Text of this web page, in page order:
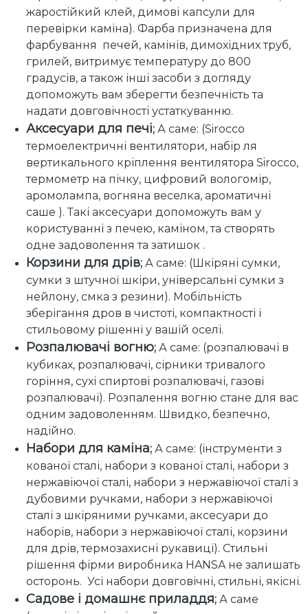
жаростійкий клей, димові капсули для
перевірки каміна). Фарба призначена для
фарбування печей, камінів, димохідних труб,
грилей, витримує температуру до 800
градусів, а також інші засоби з догляду
допоможуть вам зберегти безпечність та
надати довговічності устаткуванню.
Аксесуари для печі; А саме: (Sirocco
термоелектричні вентилятори, набір ля
вертикального кріплення вентилятора Sirocco,
термометр на пічку, цифровий вологомір,
аромолампа, вогняна веселка, ароматичні
саше ). Такі аксесуари допоможуть вам у
користуванні з печею, каміном, та створять
одне задоволення та затишок .
Корзини для дрів; А саме: (Шкіряні сумки,
сумки з штучної шкіри, універсальні сумки з
нейлону, смка з резини). Мобільність
зберігання дров в чистоті, компактності і
стильовому рішенні у вашій оселі.
Розпалювачі вогню; А саме: (розпалювачі в
кубиках, розпалювачі, сірники тривалого
горіння, сухі спиртові розпалювачі, газові
розпалювачі). Розпалення вогню стане для вас
одним задоволенням. Швидко, безпечно,
надійно.
Набори для каміна; А саме: (інструменти з
кованої сталі, набори з кованої сталі, набори з
нержавіючої сталі, набори з нержавіючої сталі з
дубовими ручками, набори з нержавіючої
сталі з шкіряними ручками, аксесуари до
наборів, набори з нержавіючої сталі, корзини
для дрів, термозахисні рукавиці). Стильні
рішення фірми виробника HANSA не залишать
осторонь. Усі набори довговічні, стильні, якісні.
Садове і домашнє приладдя; А саме